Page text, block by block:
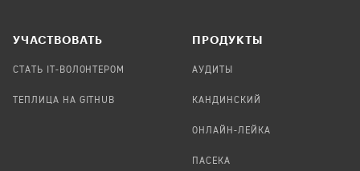
УЧАСТВОВАТЬ
СТАТЬ IT-ВОЛОНТЕРОМ
ТЕПЛИЦА НА GITHUB
ПРОДУКТЫ
АУДИТЫ
КАНДИНСКИЙ
ОНЛАЙН-ЛЕЙКА
ПАСЕКА